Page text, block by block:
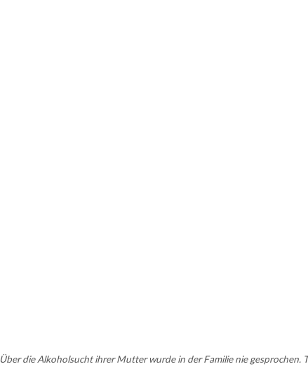
Über die Alkoholsucht ihrer Mutter wurde in der Familie nie gesprochen.